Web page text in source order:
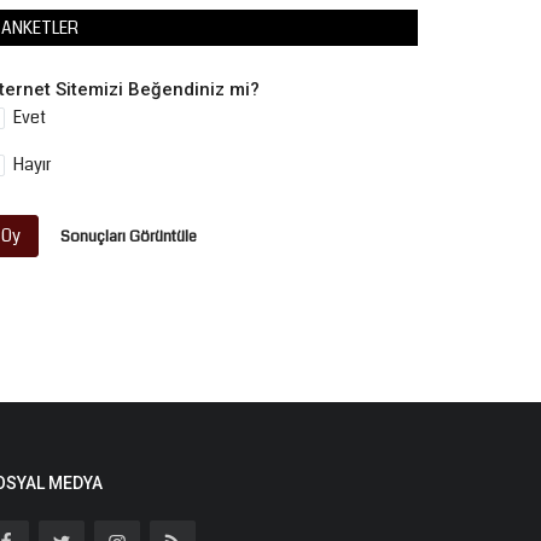
ANKETLER
Sitemizi Beğendiniz mi?
Evet
Hayır
Oy Sonuçları Görüntüle
MEDYA